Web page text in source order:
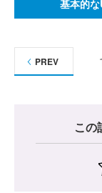
基本的
PREV
この